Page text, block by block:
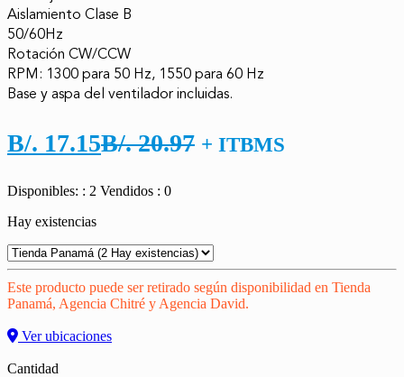
Aislamiento Clase B
50/60Hz
Rotación CW/CCW
RPM: 1300 para 50 Hz, 1550 para 60 Hz
Base y aspa del ventilador incluidas.
B/. 17.15El
actual
B/. 17.15.
B/.20.97 El
B/. 20.97.
+ ITBMS
Disponibles: : 2 Vendidos : 0
Hay existencias
Este producto puede ser retirado según disponibilidad en Tienda
Panamá, Agencia Chitré y Agencia David.
Ver ubicaciones
Cantidad